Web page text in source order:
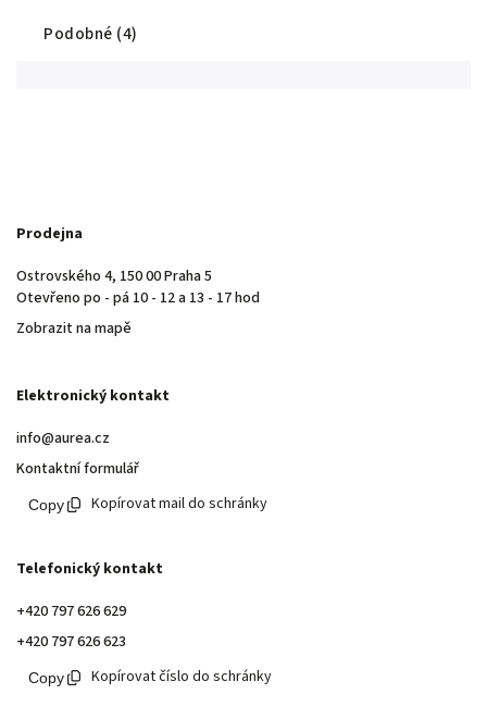
Podobné (4)
Prodejna
Ostrovského 4, 150 00 Praha 5
Otevřeno po - pá 10 - 12 a 13 - 17 hod
Zobrazit na mapě
Elektronický kontakt
info@aurea.cz
Kontaktní formulář
Kopírovat mail do schránky
Telefonický kontakt
+420 797 626 629
+420 797 626 623
Kopírovat číslo do schránky